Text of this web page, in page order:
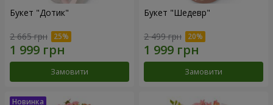
Букет "Дотик"
2 665 грн
Замовити
Букет "Шедевр"
2 499 грн
Замовити